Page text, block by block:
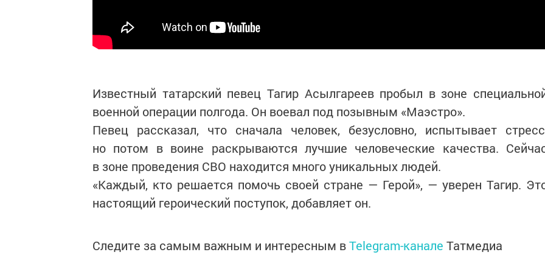
Известный татарский певец Тагир Асылгареев пробыл в зоне
военной операции полгода. Он воевал под позывным «Маэстро».
Певец рассказал, что сначала человек, безусловно, испытывает
но потом в воине раскрываются лучшие человеческие качества.
в зоне проведения СВО находится много уникальных людей.
«Каждый, кто решается помочь своей стране — Герой», — уверен Тагир.
настоящий героический поступок, добавляет он.
Следите за самым важным и интересным вTelegram-канале Татмедиа